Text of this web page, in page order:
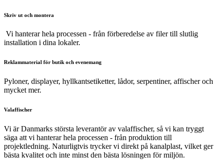
Skriv ut och montera
Vi hanterar hela processen - från förberedelse av filer till slutlig
installation i dina lokaler.
Reklammaterial för butik och evenemang
Pyloner, displayer, hyllkantsetiketter, lådor, serpentiner, affischer och
mycket mer.
Valaffischer
Vi är Danmarks största leverantör av valaffischer, så vi kan tryggt
säga att vi hanterar hela processen - från produktion till
projektledning. Naturligtvis trycker vi direkt på kanalplast, vilket ger
bästa kvalitet och inte minst den bästa lösningen för miljön.